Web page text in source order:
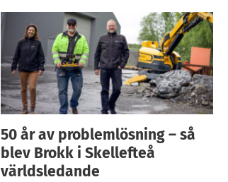
50 år av problemlösning – så
blev Brokk i Skellefteå
världsledande